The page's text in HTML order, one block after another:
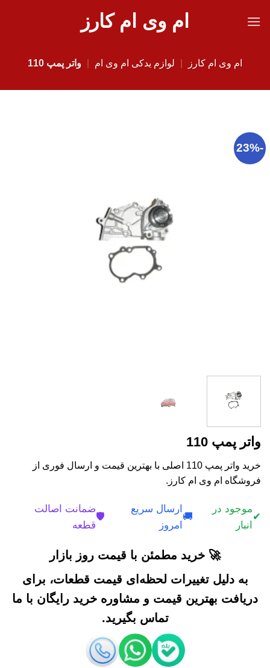
ام وی ام کارز
ام وی ام کارز لوازم یدکی ام وی ام واتر پمپ 110
-23%
واتر پمپ 110
خرید واتر پمپ 110 اصلی با بهترین قیمت و ارسال فوری از
فروشگاه ام وی ام کارز.
✔
موجود در
انبار
🚚
ارسال سریع
امروز
🛡️
ضمانت اصالت
قطعه
🚀 خرید مطمئن با قیمت روز بازار
به دلیل تغییرات لحظه‌ای قیمت قطعات، برای
دریافت بهترین قیمت و مشاوره خرید رایگان با ما
تماس بگیرید.